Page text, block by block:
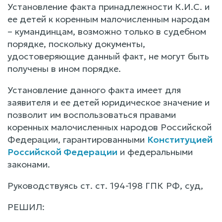
Установление факта принадлежности К.И.С. и
ее детей к коренным малочисленным народам
– кумандинцам, возможно только в судебном
порядке, поскольку документы,
удостоверяющие данный факт, не могут быть
получены в ином порядке.
Установление данного факта имеет для
заявителя и ее детей юридическое значение и
позволит им воспользоваться правами
коренных малочисленных народов Российской
Федерации, гарантированными Конституцией
Российской Федерации и федеральными
законами.
Руководствуясь ст. ст. 194-198 ГПК РФ, суд,
РЕШИЛ: